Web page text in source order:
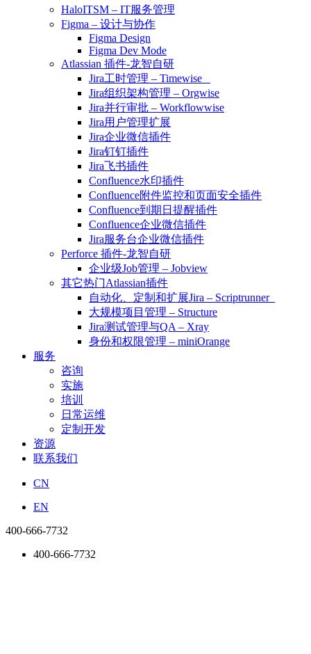
HaloITSM – IT服务管理
Figma – 设计与协作
Figma Design
Figma Dev Mode
Atlassian 插件-龙智自研
Jira工时管理 – Timewise
Jira组织架构管理 – Orgwise
Jira并行审批 – Workflowwise
Jira用户管理扩展
Jira企业微信插件
Jira钉钉插件
Jira飞书插件
Confluence水印插件
Confluence附件监控和页面安全插件
Confluence到期日提醒插件
Confluence企业微信插件
Jira服务台企业微信插件
Perforce 插件-龙智自研
企业级Job管理 – Jobview
其它热门Atlassian插件
自动化、定制和扩展Jira – Scriptrunner
大规模项目管理 – Structure
Jira测试管理与QA – Xray
身份和权限管理 – miniOrange
服务
咨询
实施
培训
日常运维
定制开发
资源
联系我们
CN
EN
400-666-7732
400-666-7732